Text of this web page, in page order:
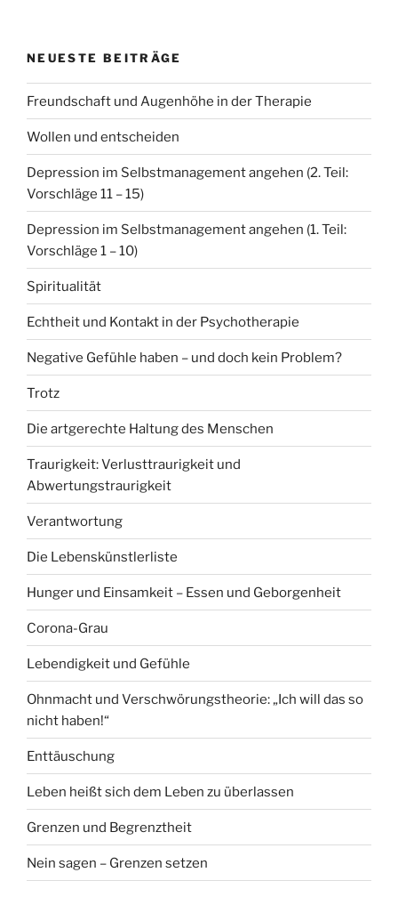
NEUESTE BEITRÄGE
Freundschaft und Augenhöhe in der Therapie
Wollen und entscheiden
Depression im Selbstmanagement angehen (2. Teil:
Vorschläge 11 – 15)
Depression im Selbstmanagement angehen (1. Teil:
Vorschläge 1 – 10)
Spiritualität
Echtheit und Kontakt in der Psychotherapie
Negative Gefühle haben – und doch kein Problem?
Trotz
Die artgerechte Haltung des Menschen
Traurigkeit: Verlusttraurigkeit und
Abwertungstraurigkeit
Verantwortung
Die Lebenskünstlerliste
Hunger und Einsamkeit – Essen und Geborgenheit
Corona-Grau
Lebendigkeit und Gefühle
Ohnmacht und Verschwörungstheorie: „Ich will das so
nicht haben!“
Enttäuschung
Leben heißt sich dem Leben zu überlassen
Grenzen und Begrenztheit
Nein sagen – Grenzen setzen